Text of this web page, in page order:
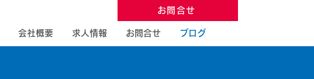
お問合せ
会社概要 求人情報 お問合せ ブログ